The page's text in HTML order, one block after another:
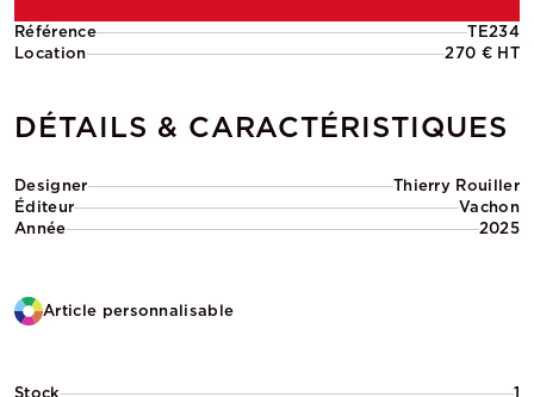
Référence
TE234
Location
270 € HT
DÉTAILS & CARACTÉRISTIQUES
Designer
Thierry Rouiller
Éditeur
Vachon
Année
2025
Article personnalisable
Stock 1